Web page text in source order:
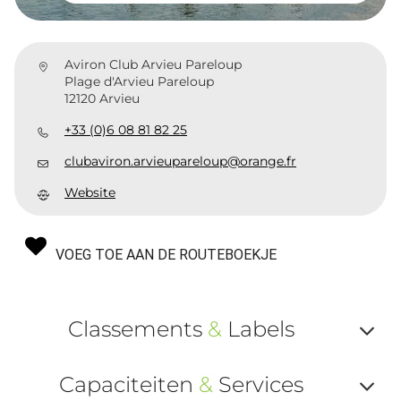
Aviron Club Arvieu Pareloup
Plage d'Arvieu Pareloup
12120 Arvieu
+33 (0)6 08 81 82 25
clubaviron.arvieupareloup@orange.fr
Website
VOEG TOE AAN DE ROUTEBOEKJE
Classements &Labels
Capaciteiten &Services